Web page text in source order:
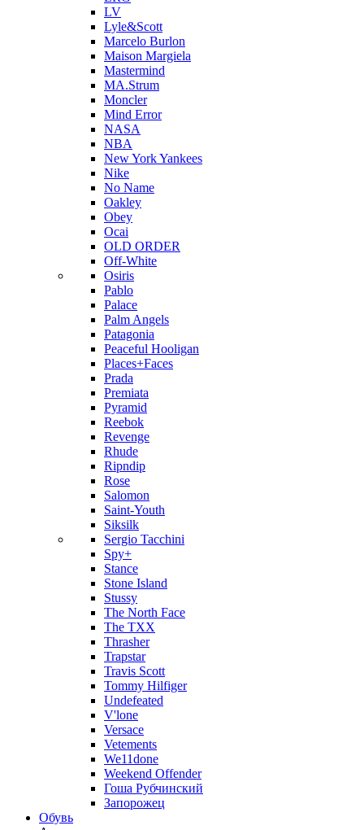
LV
Lyle&Scott
Marcelo Burlon
Maison Margiela
Mastermind
MA.Strum
Moncler
Mind Error
NASA
NBA
New York Yankees
Nike
No Name
Oakley
Obey
Ocai
OLD ORDER
Off-White
Osiris
Pablo
Palace
Palm Angels
Patagonia
Peaceful Hooligan
Places+Faces
Prada
Premiata
Pyramid
Reebok
Revenge
Rhude
Ripndip
Rose
Salomon
Saint-Youth
Siksilk
Sergio Tacchini
Spy+
Stance
Stone Island
Stussy
The North Face
The TXX
Thrasher
Trapstar
Travis Scott
Tommy Hilfiger
Undefeated
V'lone
Versace
Vetements
We11done
Weekend Offender
Гоша Рубчинский
Запорожец
Обувь